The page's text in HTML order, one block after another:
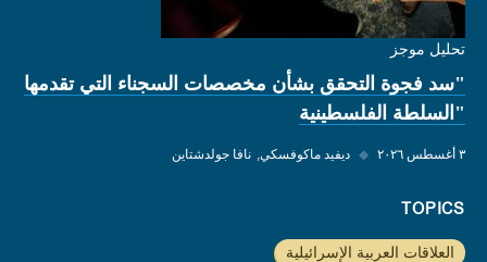
تحليل موجز
"سد فجوة التحقق بشأن مخصصات السجناء التي تقدمها
"السلطة الفلسطينية
٣ أغسطس ٢٠٢٦ ◆ ديفيد ماكوفسكي نافا جولدشتاين
TOPICS
العلاقات العربية الإسرائيلية